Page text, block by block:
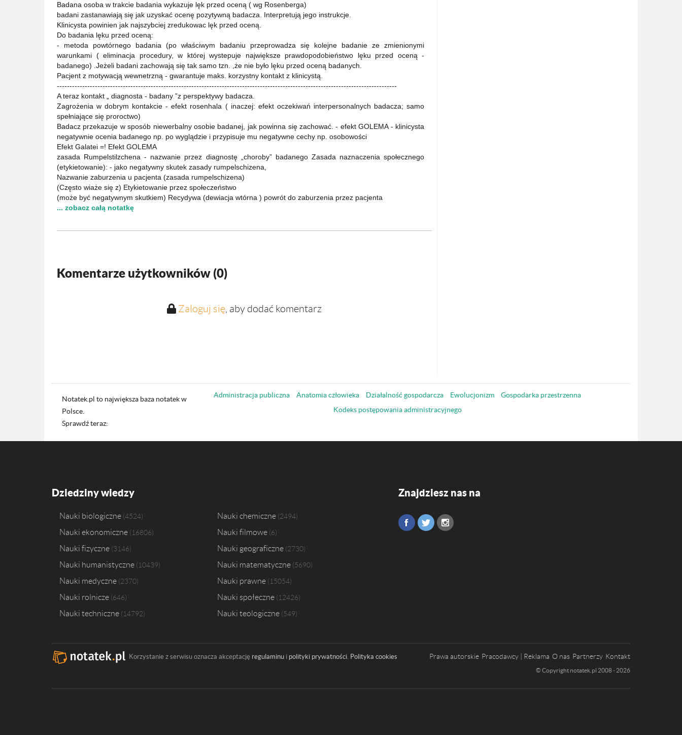
Badana osoba w trakcie badania wykazuje lęk przed oceną ( wg Rosenberga)
badani zastanawiają się jak uzyskać ocenę pozytywną badacza. Interpretują jego instrukcje.
Klinicysta powinien jak najszybciej zredukowac lęk przed oceną.
Do badania lęku przed oceną:
- metoda powtórnego badania (po właściwym badaniu przeprowadza się kolejne badanie ze zmienionymi
warunkami ( eliminacja procedury, w której wystepuje największe prawdopodobieństwo lęku przed oceną -
badanego) .Jeżeli badani zachowają się tak samo tzn. ,że nie było lęku przed oceną badanych.
Pacjent z motywacją wewnetrzną - gwarantuje maks. korzystny kontakt z klinicystą.
--------------------------------------------------------------------------------------------------------------------------------------
A teraz kontakt „ diagnosta - badany ”z perspektywy badacza.
Zagrożenia w dobrym kontakcie - efekt rosenhala ( inaczej: efekt oczekiwań interpersonalnych badacza; samo
spełniające się proroctwo)
Badacz przekazuje w sposób niewerbalny osobie badanej, jak powinna się zachować. - efekt GOLEMA - klinicysta
negatywnie ocenia badanego np. po wyglądzie i przypisuje mu negatywne cechy np. osobowości
Efekt Galatei =! Efekt GOLEMA
zasada Rumpelstilzchena - nazwanie przez diagnostę „choroby” badanego Zasada naznaczenia społecznego
(etykietowanie): - jako negatywny skutek zasady rumpelschizena,
Nazwanie zaburzenia u pacjenta (zasada rumpelschizena)
(Często wiaże się z) Etykietowanie przez społeczeństwo
(może być negatywnym skutkiem) Recydywa (dewiacja wtórna ) powrót do zaburzenia przez pacjenta
... zobacz całą notatkę
Komentarze użytkowników (0)
Zaloguj się, aby dodać komentarz
Notatek.pl to największa baza notatek w
Polsce.
Sprawdź teraz:
Administracja publiczna Anatomia człowieka Działalność gospodarcza Ewolucjonizm
Gospodarka przestrzenna
Kodeks postępowania administracyjnego
Dziedziny wiedzy
Nauki biologiczne 4524 Nauki chemiczne 2494
Nauki ekonomiczne 16806 Nauki filmowe 6
Nauki fizyczne 3146 Nauki geograficzne 2730
Nauki humanistyczne 10439 Nauki matematyczne 5690
Nauki medyczne 2370 Nauki prawne 15054
Nauki rolnicze 646 Nauki społeczne 12426
Nauki techniczne 14792 Nauki teologiczne 549
Znajdziesz nas na
Korzystanie z serwisu oznacza akceptację regulaminu i polityki prywatności. Polityka cookies Prawa autorskie Pracodawcy | Reklama O nas Partnerzy Kontakt
© Copyright notatek.pl 2008 - 2026